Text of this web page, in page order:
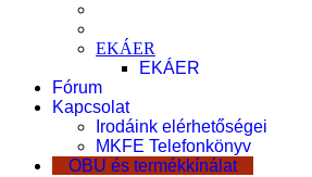
EKÁER
EKÁER
Fórum
Kapcsolat
Irodáink elérhetőségei
MKFE Telefonkönyv
OBU és termékkínálat